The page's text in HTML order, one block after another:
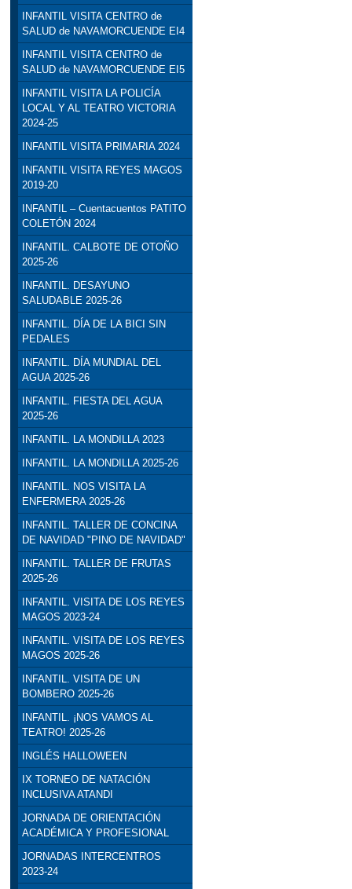
INFANTIL VISITA CENTRO de
SALUD de NAVAMORCUENDE EI4
INFANTIL VISITA CENTRO de
SALUD de NAVAMORCUENDE EI5
INFANTIL VISITA LA POLICÍA
LOCAL Y AL TEATRO VICTORIA
2024-25
INFANTIL VISITA PRIMARIA 2024
INFANTIL VISITA REYES MAGOS
2019-20
INFANTIL – Cuentacuentos PATITO
COLETÓN 2024
INFANTIL. CALBOTE DE OTOÑO
2025-26
INFANTIL. DESAYUNO
SALUDABLE 2025-26
INFANTIL. DÍA DE LA BICI SIN
PEDALES
INFANTIL. DÍA MUNDIAL DEL
AGUA 2025-26
INFANTIL. FIESTA DEL AGUA
2025-26
INFANTIL. LA MONDILLA 2023
INFANTIL. LA MONDILLA 2025-26
INFANTIL. NOS VISITA LA
ENFERMERA 2025-26
INFANTIL. TALLER DE CONCINA
DE NAVIDAD "PINO DE NAVIDAD"
INFANTIL. TALLER DE FRUTAS
2025-26
INFANTIL. VISITA DE LOS REYES
MAGOS 2023-24
INFANTIL. VISITA DE LOS REYES
MAGOS 2025-26
INFANTIL. VISITA DE UN
BOMBERO 2025-26
INFANTIL. ¡NOS VAMOS AL
TEATRO! 2025-26
INGLÉS HALLOWEEN
IX TORNEO DE NATACIÓN
INCLUSIVA ATANDI
JORNADA DE ORIENTACIÓN
ACADÉMICA Y PROFESIONAL
JORNADAS INTERCENTROS
2023-24